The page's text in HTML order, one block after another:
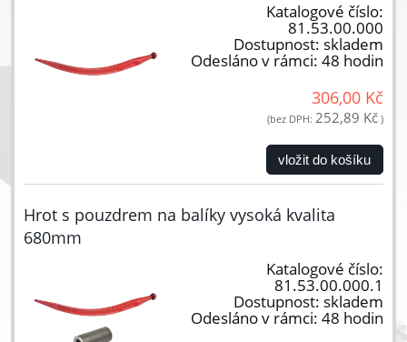
Katalogové číslo:
81.53.00.000
Dostupnost: skladem
Odesláno v rámci: 48 hodin
306,00 Kč
(bez DPH: 252,89 Kč )
vložit do košíku
Hrot s pouzdrem na balíky vysoká kvalita
680mm
Katalogové číslo:
81.53.00.000.1
Dostupnost: skladem
Odesláno v rámci: 48 hodin